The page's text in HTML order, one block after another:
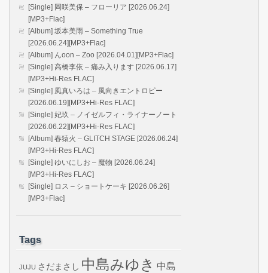
[Single] 岡咲美保 – フローリア [2026.06.24]
[MP3+Flac]
[Album] 坂本美雨 – Something True
[2026.06.24][MP3+Flac]
[Album] んoon – Zoo [2026.04.01][MP3+Flac]
[Single] 高橋李依 – 痛み入ります [2026.06.17]
[MP3+Hi-Res FLAC]
[Single] 風真いろは – 風向きエントロピー
[2026.06.19][MP3+Hi-Res FLAC]
[Single] 妃玖 – ノイゼルフィ・ライナーノート
[2026.06.22][MP3+Hi-Res FLAC]
[Album] 春猿火 – GLITCH STAGE [2026.06.24]
[MP3+Hi-Res FLAC]
[Single] ゆいにしお – 魔物 [2026.06.24]
[MP3+Hi-Res FLAC]
[Single] ロス – ショートケーキ [2026.06.26]
[MP3+Flac]
Tags
JUJU さだまさし 中島みゆき 中島